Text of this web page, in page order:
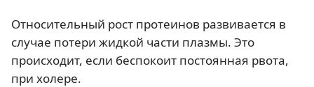
Относительный рост протеинов развивается в
случае потери жидкой части плазмы. Это
происходит, если беспокоит постоянная рвота,
при холере.